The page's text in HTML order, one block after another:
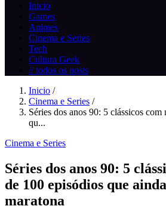
Inicio
Games
Animes
Cinema e Series
Tech
Cultura Geek
// todos os posts
Inicio /
Cinema e Series /
Séries dos anos 90: 5 clássicos
qu...
Cinema e Series
Séries dos anos 90: 5
de 100 episódios que
maratona